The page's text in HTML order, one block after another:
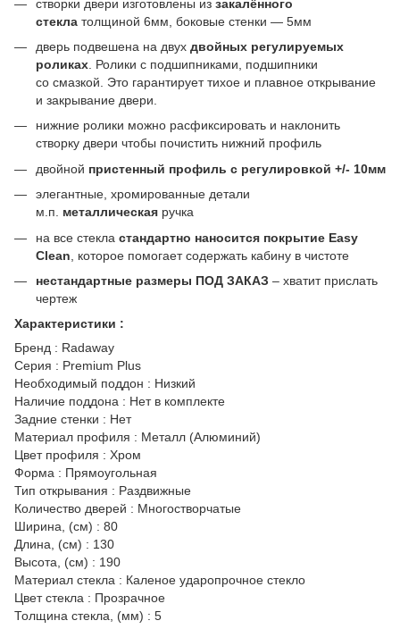
створки двери изготовлены из закалённого
стекла толщиной 6мм, боковые стенки — 5мм
дверь подвешена на двух двойных регулируемых
роликах . Ролики с подшипниками, подшипники
со смазкой. Это гарантирует тихое и плавное открывание
и закрывание двери.
нижние ролики можно расфиксировать и наклонить
створку двери чтобы почистить нижний профиль
двойной пристенный профиль с регулировкой +/- 10мм
элегантные, хромированные детали
м.п. металлическая ручка
на все стекла стандартно наносится покрытие Easy
Clean , которое помогает содержать кабину в чистоте
нестандартные размеры ПОД ЗАКАЗ – хватит прислать
чертеж
Характеристики :
Бренд : Radaway
Серия : Premium Plus
Необходимый поддон : Низкий
Наличие поддона : Нет в комплекте
Задние стенки : Нет
Материал профиля : Металл (Алюминий)
Цвет профиля : Хром
Форма : Прямоугольная
Тип открывания : Раздвижные
Количество дверей : Многостворчатые
Ширина, (см) : 80
Длина, (см) : 130
Высота, (см) : 190
Материал стекла : Каленое ударопрочное стекло
Цвет стекла : Прозрачное
Толщина стекла, (мм) : 5